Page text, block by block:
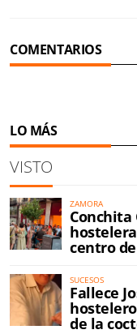
COMENTARIOS
LO MÁS
VISTO
ZAMORA
Conchita
centro
SUCESOS
Fallece
de la